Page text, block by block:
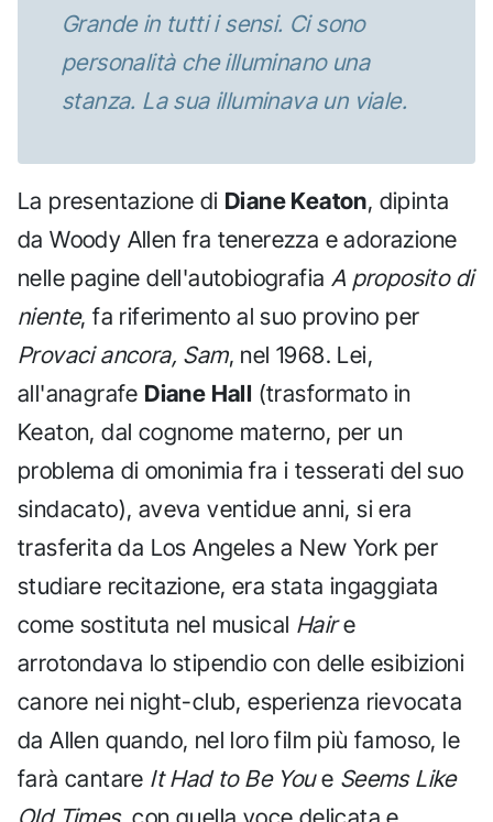
Grande in tutti i sensi. Ci sono
personalità che illuminano una
stanza. La sua illuminava un viale.
La presentazione di Diane Keaton, dipinta
da Woody Allen fra tenerezza e adorazione
nelle pagine dell'autobiografia A proposito di
niente, fa riferimento al suo provino per
Provaci ancora, Sam, nel 1968. Lei,
all'anagrafe Diane Hall (trasformato in
Keaton, dal cognome materno, per un
problema di omonimia fra i tesserati del suo
sindacato), aveva ventidue anni, si era
trasferita da Los Angeles a New York per
studiare recitazione, era stata ingaggiata
come sostituta nel musical Haire
arrotondava lo stipendio con delle esibizioni
canore nei night-club, esperienza rievocata
da Allen quando, nel loro film più famoso, le
farà cantare It Had to Be Youe Seems Like